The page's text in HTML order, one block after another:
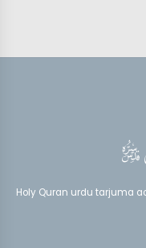
قدس‌سره
Holy Quran urdu tarjuma